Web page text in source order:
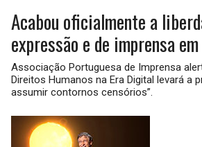
Acabou oficialmente a
expressão e de imprensa
Associação Portuguesa de Imprensa
Direitos Humanos na Era Digital levará a
assumir contornos censórios”.